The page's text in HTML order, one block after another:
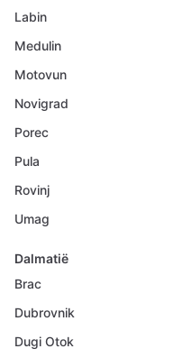
Labin
Medulin
Motovun
Novigrad
Porec
Pula
Rovinj
Umag
Dalmatië
Brac
Dubrovnik
Dugi Otok